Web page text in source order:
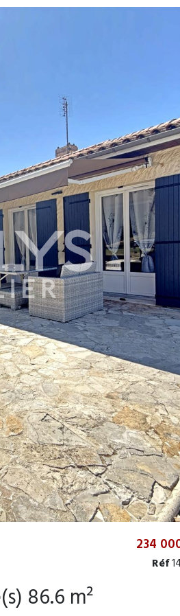
Maison 4 pièce(s) 3 chambre(s) 86.6 m²
234
Réf